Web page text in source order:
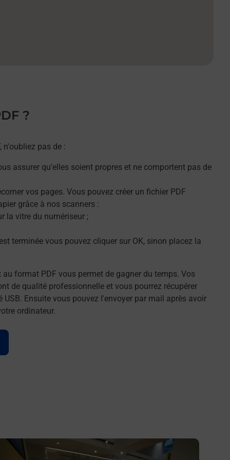
?
n'oubliez pas de :
assurer qu'elles soient propres et ne comportent pas de
vos pages. Vous pouvez créer un fichier PDF
grâce à nos scanners :
la vitre du numériseur ;
terminée vous pouvez cliquer sur OK, sinon placez la
format PDF vous permet de gagner du temps. Vos
de qualité professionnelle et vous pourrez récupérer
Ensuite vous pouvez l'envoyer par mail après avoir
ordinateur.
savoir plus